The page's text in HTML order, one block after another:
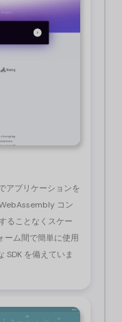
アプリケーションを
コン
ることなくスケー
ーム間で簡単に使用
SDK を備えていま